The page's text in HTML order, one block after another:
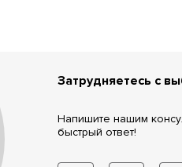
Затрудняетесь с
Напишите нашим
быстрый ответ!